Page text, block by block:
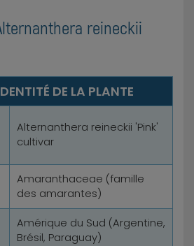
reineckii
DE LA PLANTE
Alternanthera reineckii 'Pink'
cultivar
Amaranthaceae (famille
des amarantes)
Amérique du Sud (Argentine,
Brésil, Paraguay)